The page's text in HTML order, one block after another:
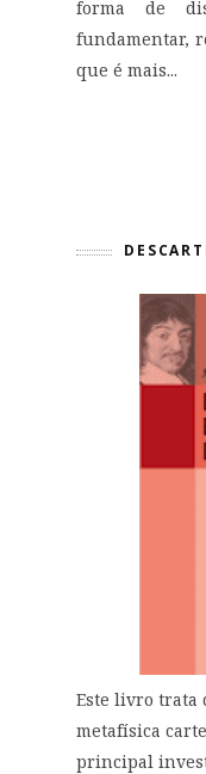
forma de
fundamentar,
que é mais...
Este livro trata
metafísica
principal